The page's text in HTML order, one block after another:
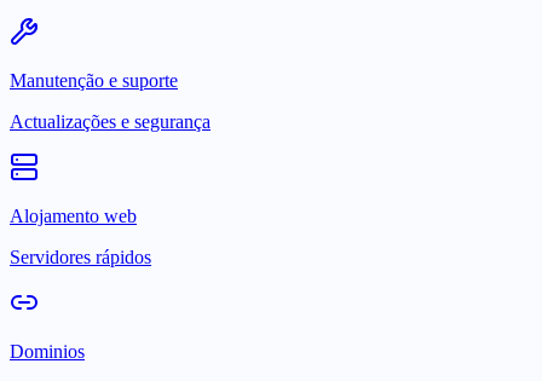
Manutenção e suporte
Actualizações e segurança
Alojamento web
Servidores rápidos
Dominios